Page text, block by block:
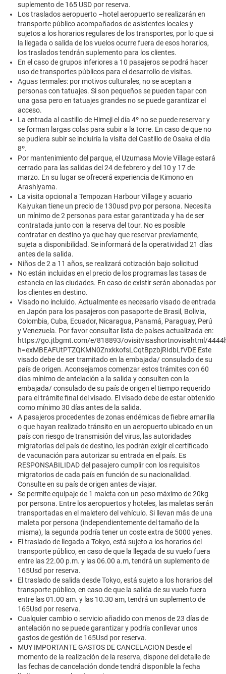
suplemento de 165 USD por reserva.
Los traslados aeropuerto –hotel aeropuerto se realizarán en
transporte público acompañados de asistentes locales y
sujetos a los horarios regulares de los transportes, por lo que si
la llegada o salida de los vuelos ocurre fuera de esos horarios,
los traslados tendrán suplemento para los clientes.
En el caso de grupos inferiores a 10 pasajeros se podrá hacer
uso de transportes públicos para el desarrollo de visitas.
Aguas termales: por motivos culturales, no se aceptan a
personas con tatuajes. Si son pequeños se pueden tapar con
una gasa pero en tatuajes grandes no se puede garantizar el
acceso.
La entrada al castillo de Himeji el día 4º no se puede reservar y
se forman largas colas para subir a la torre. En caso de que no
se pudiera subir se incluiría la visita del Castillo de Osaka el día
8º.
Por mantenimiento del parque, el Uzumasa Movie Village estará
cerrado para las salidas del 24 de febrero y del 10 y 17 de
marzo. En su lugar se ofrecerá experiencia de Kimono en
Arashiyama.
La visita opcional a Tempozan Harbour Village y acuario
Kaiyukan tiene un precio de 130usd pvp por persona. Necesita
un mínimo de 2 personas para estar garantizada y ha de ser
contratada junto con la reserva del tour. No es posible
contratar en destino ya que hay que reservar previamente,
sujeta a disponibilidad. Se informará de la operatividad 21 días
antes de la salida.
Niños de 2 a 11 años, se realizará cotización bajo solicitud
No están incluidas en el precio de los programas las tasas de
estancia en las ciudades. En caso de existir serán abonadas por
los clientes en destino.
Visado no incluido. Actualmente es necesario visado de entrada
en Japón para los pasajeros con pasaporte de Brasil, Bolivia,
Colombia, Cuba, Ecuador, Nicaragua, Panamá, Paraguay, Perú
y Venezuela. Por favor consultar lista de países actualizada en:
https://go.jtbgmt.com/e/818893/ovisitvisashortnovisahtml/
h=exMBEAFUtPTZQKMN0ZnxkkofsLCqtBpzbjRIdbLfVDE Este
visado debe de ser tramitado en la embajada/ consulado de su
país de origen. Aconsejamos comenzar estos trámites con 60
días mínimo de antelación a la salida y consulten con la
embajada/ consulado de su país de origen el tiempo requerido
para el trámite final del visado. El visado debe de estar obtenido
como mínimo 30 días antes de la salida.
A pasajeros procedentes de zonas endémicas de fiebre amarilla
o que hayan realizado tránsito en un aeropuerto ubicado en un
país con riesgo de transmisión del virus, las autoridades
migratorias del país de destino, les podrán exigir el certificado
de vacunación para autorizar su entrada en el país. Es
RESPONSABILIDAD del pasajero cumplir con los requisitos
migratorios de cada país en función de su nacionalidad.
Consulte en su país de origen antes de viajar.
Se permite equipaje de 1 maleta con un peso máximo de 20kg
por persona. Entre los aeropuertos y hoteles, las maletas serán
transportadas en el maletero del vehículo. Si llevan más de una
maleta por persona (independientemente del tamaño de la
misma), la segunda podría tener un coste extra de 5000 yenes.
El traslado de llegada a Tokyo, está sujeto a los horarios del
transporte público, en caso de que la llegada de su vuelo fuera
entre las 22.00 p.m. y las 06.00 a.m, tendrá un suplemento de
165Usd por reserva.
El traslado de salida desde Tokyo, está sujeto a los horarios del
transporte público, en caso de que la salida de su vuelo fuera
entre las 01.00 am. y las 10.30 am, tendrá un suplemento de
165Usd por reserva.
Cualquier cambio o servicio añadido con menos de 23 días de
antelación no se puede garantizar y podría conllevar unos
gastos de gestión de 165Usd por reserva.
MUY IMPORTANTE GASTOS DE CANCELACION Desde el
momento de la realización de la reserva, dispone del detalle de
las fechas de cancelación donde tendrá disponible la fecha